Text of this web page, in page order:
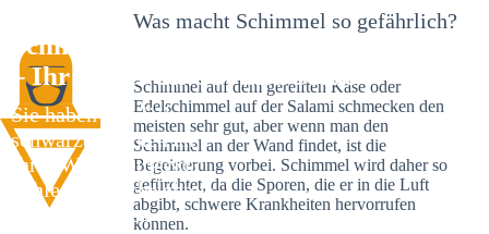
Schimmelexperte in Neckargartach
– Ihr Helfer an Ort und Stelle
Sie haben kürzlich
schwarze Flecken an
Ihrer Wand entdeckt?
Schlechte Nachrichten:
Sie haben einen
Was macht Schimmel so gefährlich?
Schimmel auf dem gereiften Käse oder
Edelschimmel auf der Salami schmecken den
meisten sehr gut, aber wenn man den
Schimmel an der Wand findet, ist die
Begeisterung vorbei. Schimmel wird daher so
gefürchtet, da die Sporen, die er in die Luft
abgibt, schwere Krankheiten hervorrufen
können.